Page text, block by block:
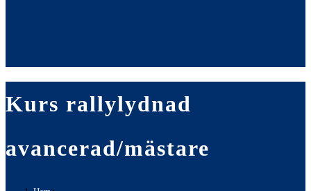
Kurs rallylydnad
avancerad/mästare